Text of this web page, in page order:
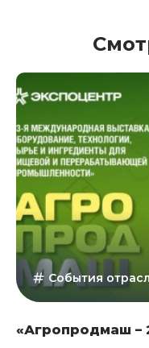
События
«Агропродмаш –